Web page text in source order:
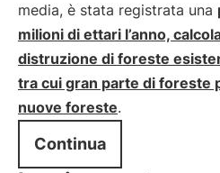
media, è stata registrata una
milioni di ettari l’anno,
distruzione di foreste
tra cui gran parte di foreste
nuove foreste.
Continua